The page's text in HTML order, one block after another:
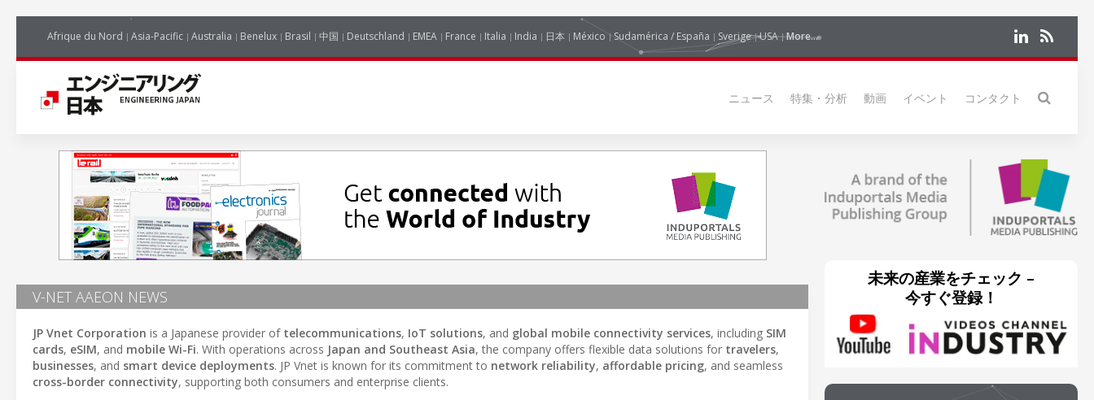
Afrique du Nord Asia-Pacific Australia Benelux Brasil 中国 Deutschland EMEA France Italia India 日本 México Sudamérica / España Sverige USA More...
ニュース 特集・分析 動画 イベント コンタクト
V-NET AAEON NEWS
JP Vnet Corporation is a Japanese provider of telecommunications, IoT solutions, and global mobile connectivity services, including SIM
cards, eSIM, and mobile Wi-Fi. With operations across Japan and Southeast Asia, the company offers flexible data solutions for travelers,
businesses, and smart device deployments. JP Vnet is known for its commitment to network reliability, affordable pricing, and seamless
cross-border connectivity, supporting both consumers and enterprise clients.
未来の産業をチェック –
今すぐ登録！